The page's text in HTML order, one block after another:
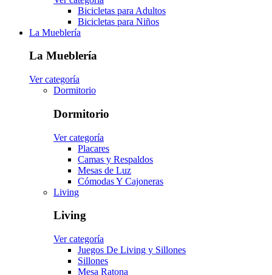
Bicicletas para Adultos
Bicicletas para Niños
La Mueblería
La Mueblería
Ver categoría
Dormitorio
Dormitorio
Ver categoría
Placares
Camas y Respaldos
Mesas de Luz
Cómodas Y Cajoneras
Living
Living
Ver categoría
Juegos De Living y Sillones
Sillones
Mesa Ratona